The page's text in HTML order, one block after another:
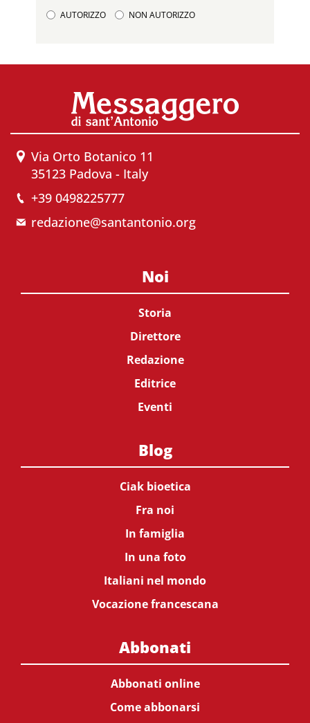
AUTORIZZO NON AUTORIZZO
Via Orto Botanico 11
35123 Padova - Italy
+39 0498225777
redazione@santantonio.org
Noi
Storia
Direttore
Redazione
Editrice
Eventi
Blog
Ciak bioetica
Fra noi
In famiglia
In una foto
Italiani nel mondo
Vocazione francescana
Abbonati
Abbonati online
Come abbonarsi